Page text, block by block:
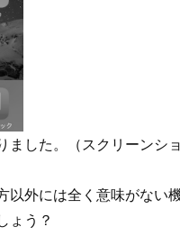
ました。（スクリーンシ
以外には全く意味がない
ょう？